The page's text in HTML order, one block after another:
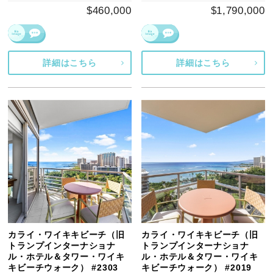
$460,000
詳細はこちら
$1,790,000
詳細はこちら
カライ・ワイキキビーチ（旧
トランプインターナショナ
ル・ホテル＆タワー・ワイキ
キビーチウォーク） #2303
カライ・ワイキキビーチ（旧
トランプインターナショナ
ル・ホテル＆タワー・ワイキ
キビーチウォーク） #2019